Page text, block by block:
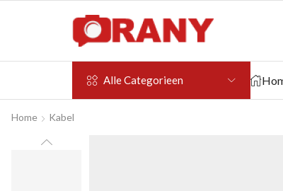
Alle Categorieen
Home Kabel